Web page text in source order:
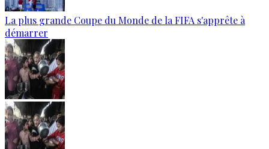
La plus grande Coupe du Monde de la FIFA s'apprête à
démarrer